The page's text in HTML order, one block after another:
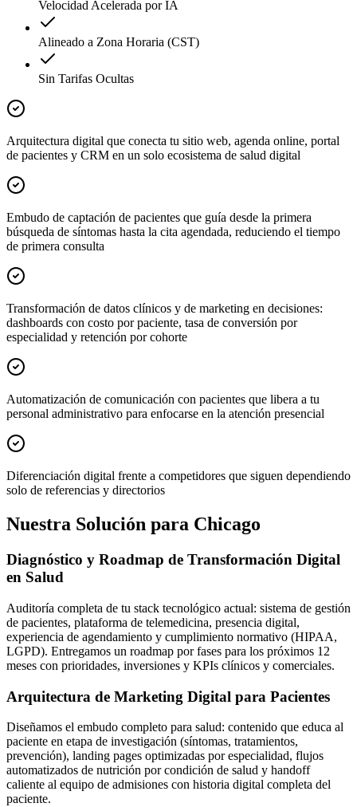
Velocidad Acelerada por IA
Alineado a Zona Horaria (CST)
Sin Tarifas Ocultas
Arquitectura digital que conecta tu sitio web, agenda online, portal
de pacientes y CRM en un solo ecosistema de salud digital
Embudo de captación de pacientes que guía desde la primera
búsqueda de síntomas hasta la cita agendada, reduciendo el tiempo
de primera consulta
Transformación de datos clínicos y de marketing en decisiones:
dashboards con costo por paciente, tasa de conversión por
especialidad y retención por cohorte
Automatización de comunicación con pacientes que libera a tu
personal administrativo para enfocarse en la atención presencial
Diferenciación digital frente a competidores que siguen dependiendo
solo de referencias y directorios
Nuestra Solución para Chicago
Diagnóstico y Roadmap de Transformación Digital
en Salud
Auditoría completa de tu stack tecnológico actual: sistema de gestión
de pacientes, plataforma de telemedicina, presencia digital,
experiencia de agendamiento y cumplimiento normativo (HIPAA,
LGPD). Entregamos un roadmap por fases para los próximos 12
meses con prioridades, inversiones y KPIs clínicos y comerciales.
Arquitectura de Marketing Digital para Pacientes
Diseñamos el embudo completo para salud: contenido que educa al
paciente en etapa de investigación (síntomas, tratamientos,
prevención), landing pages optimizadas por especialidad, flujos
automatizados de nutrición por condición de salud y handoff
caliente al equipo de admisiones con historia digital completa del
paciente.